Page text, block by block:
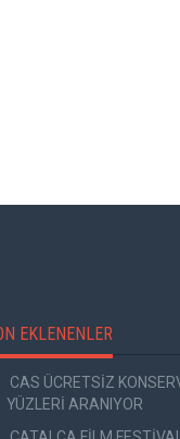
EKLENENLER
CAS ÜCRETSİZ
YÜZLERİ ARANIYOR